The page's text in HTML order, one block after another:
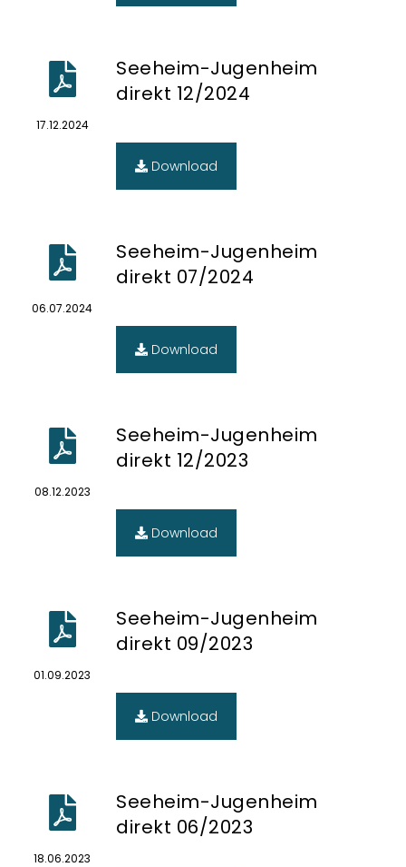
17.12.2024
Seeheim-Jugenheim
direkt 12/2024
Download
06.07.2024
Seeheim-Jugenheim
direkt 07/2024
Download
08.12.2023
Seeheim-Jugenheim
direkt 12/2023
Download
01.09.2023
Seeheim-Jugenheim
direkt 09/2023
Download
18.06.2023
Seeheim-Jugenheim
direkt 06/2023